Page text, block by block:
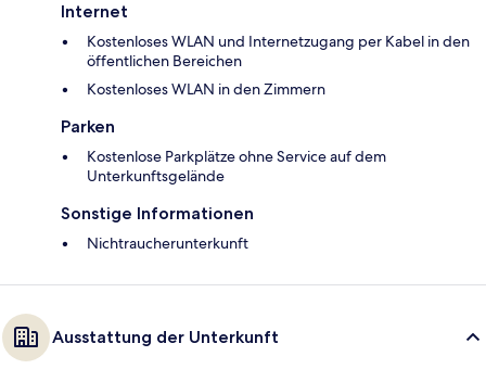
Internet
Kostenloses WLAN und Internetzugang per Kabel in den
öffentlichen Bereichen
Kostenloses WLAN in den Zimmern
Parken
Kostenlose Parkplätze ohne Service auf dem
Unterkunftsgelände
Sonstige Informationen
Nichtraucherunterkunft
Ausstattung der Unterkunft